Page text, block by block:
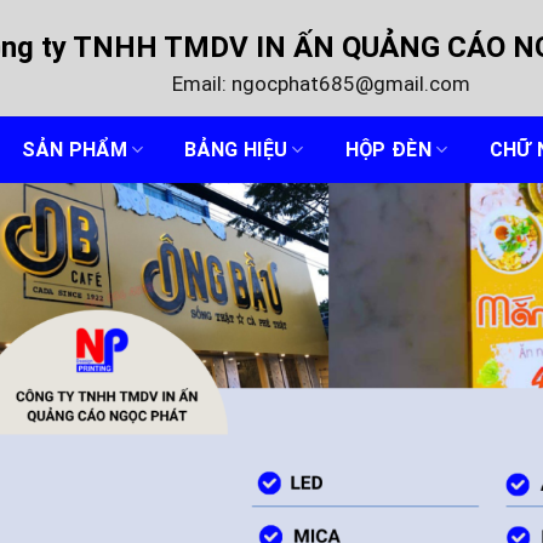
ty TNHH TMDV IN ẤN QUẢNG CÁO
Email: ngocphat685@gmail.com
SẢN PHẨM BẢNG HIỆU HỘP ĐÈN CHỮ